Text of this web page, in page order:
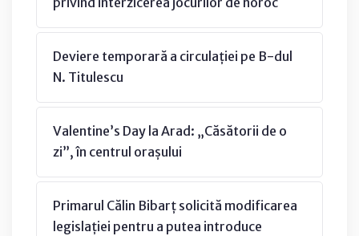
Deviere temporară a circulației pe B-dul
N. Titulescu
Valentine’s Day la Arad: „Căsătorii de o
zi”, în centrul orașului
Primarul Călin Bibarț solicită modificarea
legislației pentru a putea introduce